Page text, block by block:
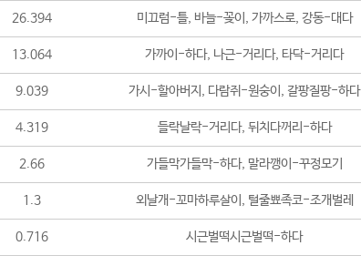
26.394 미끄럼-틀, 바늘-꽂이, 가까스로, 강동-대다
13.064 가까이-하다, 나근-거리다, 타닥-거리다
9.039 가시-할아버지, 다람쥐-원숭이, 갈팡질팡-하다
4.319 들락날락-거리다, 뒤치다꺼리-하다
2.66 가들막가들막-하다, 말라깽이-꾸정모기
1.3 외날개-꼬마하루살이, 털줄뾰족코-조개벌레
0.716 시근벌떡시근벌떡-하다